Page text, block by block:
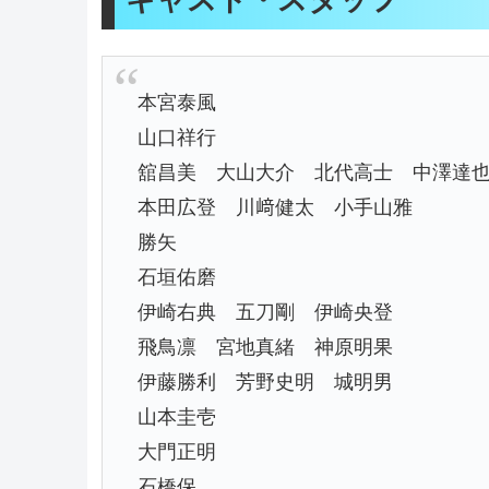
本宮泰風
山口祥行
舘昌美 大山大介 北代高士 中澤達
本田広登 川﨑健太 小手山雅
勝矢
石垣佑磨
伊崎右典 五刀剛 伊崎央登
飛鳥凛 宮地真緒 神原明果
伊藤勝利 芳野史明 城明男
山本圭壱
大門正明